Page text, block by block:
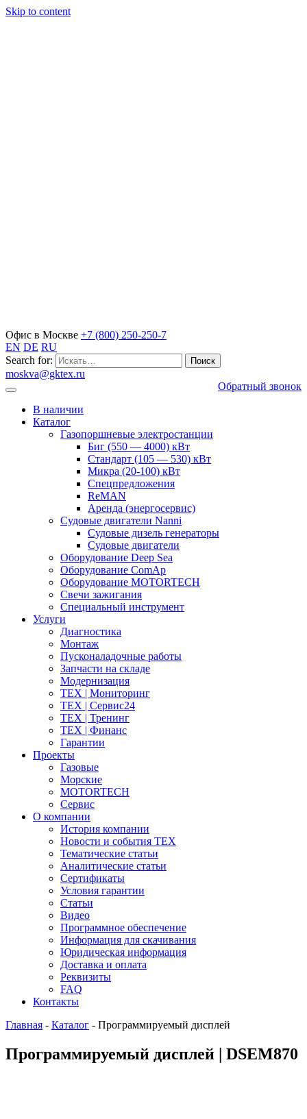
Skip to content
Офис в Москве +7 (800) 250-250-7
EN DE RU
Search for:
moskva@gktex.ru
Обратный звонок
В наличии
Каталог
Газопоршневые электростанции
Биг (550 — 4000) кВт
Стандарт (105 — 530) кВт
Микра (20-100) кВт
Спецпредложения
ReMAN
Аренда (энергосервис)
Судовые двигатели Nanni
Судовые дизель генераторы
Судовые двигатели
Оборудование Deep Sea
Оборудование ComAp
Оборудование MOTORTECH
Свечи зажигания
Специальный инструмент
Услуги
Диагностика
Монтаж
Пусконаладочные работы
Запчасти на складе
Модернизация
ТЕХ | Мониторинг
ТЕХ | Сервис24
ТЕХ | Тренинг
ТЕХ | Финанс
Гарантии
Проекты
Газовые
Морские
MOTORTECH
Сервис
О компании
История компании
Новости и события ТЕХ
Тематические статьи
Аналитические статьи
Сертификаты
Условия гарантии
Статьи
Видео
Программное обеспечение
Информация для скачивания
Юридическая информация
Доставка и оплата
Реквизиты
FAQ
Контакты
Главная - Каталог - Программируемый дисплей
Программируемый дисплей | DSEM870